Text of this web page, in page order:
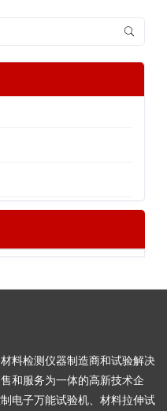
料检测仪器制造商和试验解决
和服务为一体的高新技术企
电子万能试验机、材料拉伸试